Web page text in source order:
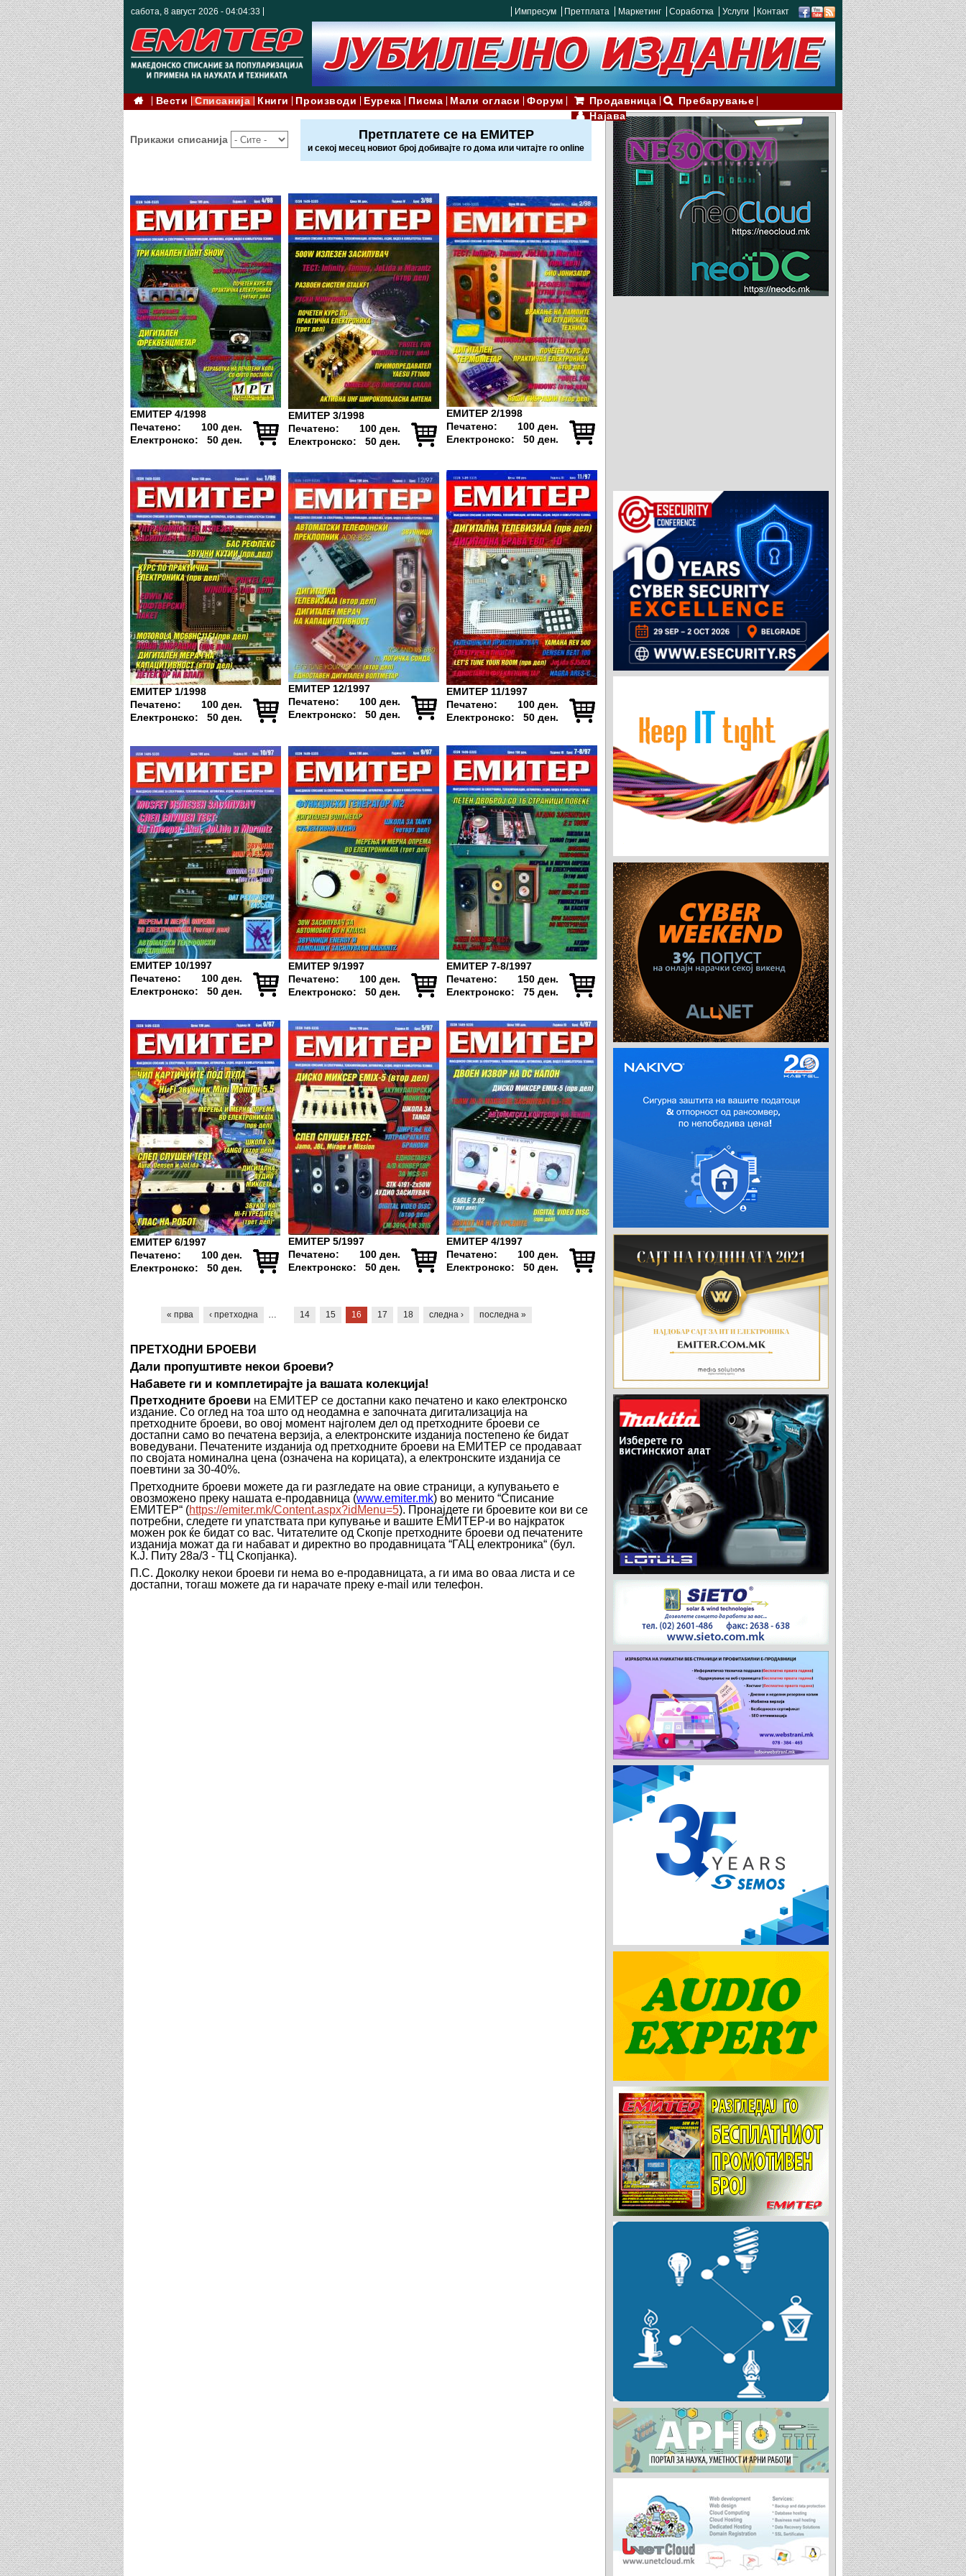
сабота, 8 август 2026 - 04:04:34 Импресум Претплата Маркетинг Соработка Услуги Контакт
Вести Списанија Книги Производи Еурека Писма Мали огласи Форум Продавница
Пребарување
Најава
Прикажи списанија Претплатете се на ЕМИТЕР
и секој месец новиот број добивајте го дома или читајте го online
ЕМИТЕР 4/1998
Печатено:
100 ден.
Електронско:
50 ден.
ЕМИТЕР 3/1998
Печатено:
100 ден.
Електронско:
50 ден.
ЕМИТЕР 2/1998
Печатено:
100 ден.
Електронско:
50 ден.
ЕМИТЕР 1/1998
Печатено:
100 ден.
Електронско:
50 ден.
ЕМИТЕР 12/1997
Печатено:
100 ден.
Електронско:
50 ден.
ЕМИТЕР 11/1997
Печатено:
100 ден.
Електронско:
50 ден.
ЕМИТЕР 10/1997
Печатено:
100 ден.
Електронско:
50 ден.
ЕМИТЕР 9/1997
Печатено:
100 ден.
Електронско:
50 ден.
ЕМИТЕР 7-8/1997
Печатено:
150 ден.
Електронско:
75 ден.
ЕМИТЕР 6/1997
Печатено:
100 ден.
Електронско:
50 ден.
ЕМИТЕР 5/1997
Печатено:
100 ден.
Електронско:
50 ден.
ЕМИТЕР 4/1997
Печатено:
100 ден.
Електронско:
50 ден.
« прва ‹ претходна … 14 15 16 17 18 следна › последна »
ПРЕТХОДНИ БРОЕВИ
Дали пропуштивте некои броеви?
Набавете ги и комплетирајте ја вашата колекција!
Претходните броеви на ЕМИТЕР се достапни како печатено и како електронско
издание. Со оглед на тоа што од неодамна е започната дигитализација на
претходните броеви, во овој момент најголем дел од претходните броеви се
достапни само во печатена верзија, а електронските изданија постепено ќе бидат
воведувани. Печатените изданија од претходните броеви на ЕМИТЕР се продаваат
по својата номинална цена (означена на корицата), а електронските изданија се
поевтини за 30-40%.
Претходните броеви можете да ги разгледате на овие страници, а купувањето е
овозможено преку нашата е-продавница (www.emiter.mk) во менито “Списание
ЕМИТЕР“ (https://emiter.mk/Content.aspx?idMenu=5). Пронајдете ги броевите кои ви се
потребни, следете ги упатствата при купување и вашите ЕМИТЕР-и во најкраток
можен рок ќе бидат со вас. Читателите од Скопје претходните броеви од печатените
изданија можат да ги набават и директно во продавницата “ГАЦ електроника“ (бул.
К.Ј. Питу 28а/3 - ТЦ Скопјанка).
П.С. Доколку некои броеви ги нема во е-продавницата, а ги има во оваа листа и се
достапни, тогаш можете да ги нарачате преку e-mail или телефон.